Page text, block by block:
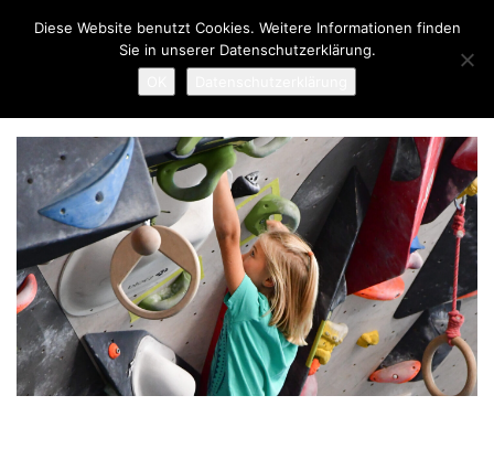
überspringen
primären
Zum
Inhalt
springen
Diese Website benutzt Cookies. Weitere Informationen finden
Sie in unserer Datenschutzerklärung.